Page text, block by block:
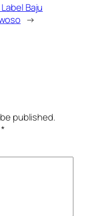
Baju
→
published.
*